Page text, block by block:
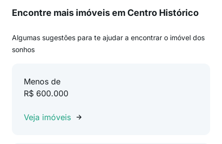
Encontre mais imóveis em Centro Histórico
Algumas sugestões para te ajudar a encontrar o imóvel dos
sonhos
Menos de
R$ 600.000
Veja imóveis